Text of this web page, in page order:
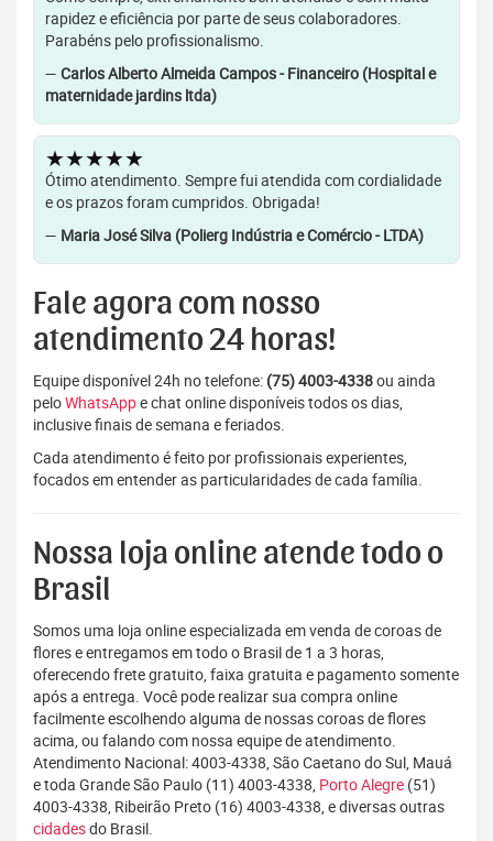
rapidez e eficiência por parte de seus colaboradores.
Parabéns pelo profissionalismo.
— Carlos Alberto Almeida Campos - Financeiro (Hospital e
maternidade jardins ltda)
★★★★★
Ótimo atendimento. Sempre fui atendida com cordialidade
e os prazos foram cumpridos. Obrigada!
— Maria José Silva (Polierg Indústria e Comércio - LTDA)
Fale agora com nosso
atendimento 24 horas!
Equipe disponível 24h no telefone: (75) 4003-4338ou ainda
peloWhatsAppe chat online disponíveis todos os dias,
inclusive finais de semana e feriados.
Cada atendimento é feito por profissionais experientes,
focados em entender as particularidades de cada família.
Nossa loja online atende todo o
Brasil
Somos uma loja online especializada em venda de coroas de
flores e entregamos em todo o Brasil de 1 a 3 horas,
oferecendo frete gratuito, faixa gratuita e pagamento somente
após a entrega. Você pode realizar sua compra online
facilmente escolhendo alguma de nossas coroas de flores
acima, ou falando com nossa equipe de atendimento.
Atendimento Nacional: 4003-4338, São Caetano do Sul, Mauá
e toda Grande São Paulo (11) 4003-4338, Porto Alegre (51)
4003-4338, Ribeirão Preto (16) 4003-4338, e diversas outras
cidadesdo Brasil.